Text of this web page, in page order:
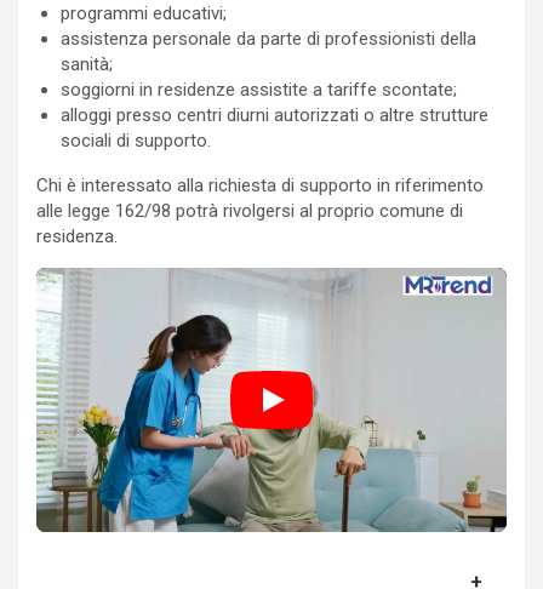
programmi educativi;
assistenza personale da parte di professionisti della
sanità;
soggiorni in residenze assistite a tariffe scontate;
alloggi presso centri diurni autorizzati o altre strutture
sociali di supporto.
Chi è interessato alla richiesta di supporto in riferimento
alle legge 162/98 potrà rivolgersi al proprio comune di
residenza.